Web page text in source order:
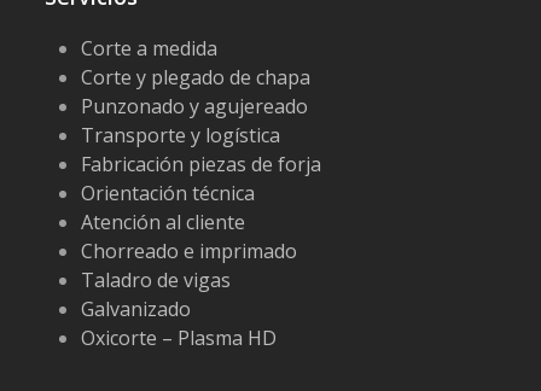
Corte a medida
Corte y plegado de chapa
Punzonado y agujereado
Transporte y logística
Fabricación piezas de forja
Orientación técnica
Atención al cliente
Chorreado e imprimado
Taladro de vigas
Galvanizado
Oxicorte – Plasma HD